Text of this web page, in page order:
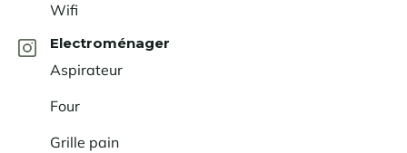
Wifi
Electroménager
Aspirateur
Four
Grille pain